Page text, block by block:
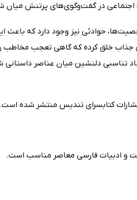
در گفت‌وگوی‌های پرتنش میان
حوادثی نیز وجود دارد که
جذاب خلق کرده که گاهی تعجب مخاطب
تناسبی دلنشین میان عناصر داستانی
کتابسرای تندیس منتشر شده است.
و ادبیات فارسی معاصر مناسب است.